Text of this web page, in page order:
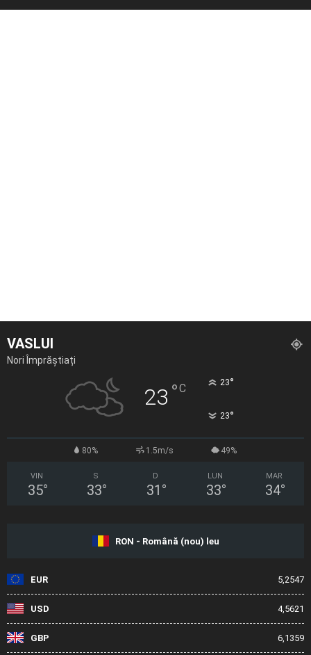
VASLUI
Nori Împrăștiați
23 °C 23°
23°
80% 1.5m/s 49%
VIN
35°
S
33°
D
31 °
LUN
33°
MAR
34°
RON - Română (nou) leu
EUR 5,2547
USD 4,5621
GBP 6,1359